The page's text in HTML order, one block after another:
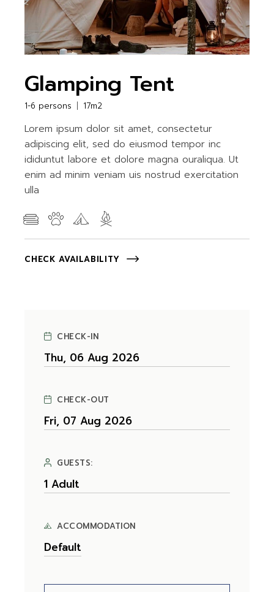
Glamping Tent
1-6 persons 17m2
Lorem ipsum dolor sit amet, consectetur
adipiscing elit, sed do eiusmod tempor inc
ididuntut labore et dolore magna ouraliqua. Ut
enim ad minim veniam uis nostrud exercitation
ulla
CHECK AVAILABILITY
CHECK-IN
CHECK-OUT
GUESTS:
ACCOMMODATION